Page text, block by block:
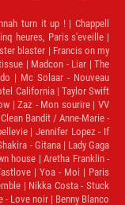
turn it up ! | Chappell
heures, Paris s'eveille |
blaster | Francis on my
| Madcon - Liar | The
| Mc Solaar - Nouveau
California | Taylor Swift
| Zaz - Mon sourire | VV
Bandit / Anne-Marie -
| Jennifer Lopez - If
- Gitana | Lady Gaga
house | Aretha Franklin -
| Yoa - Moi | Paris
| Nikka Costa - Stuck
Love noir | Benny Blanco